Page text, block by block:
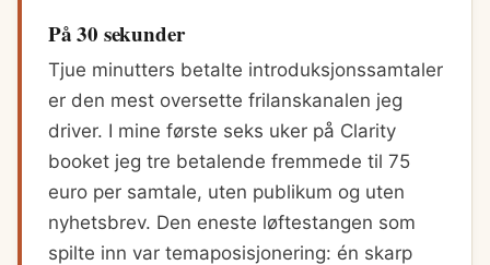
På 30 sekunder
Tjue minutters betalte introduksjonssamtaler
er den mest oversette frilanskanalen jeg
driver. I mine første seks uker på Clarity
booket jeg tre betalende fremmede til 75
euro per samtale, uten publikum og uten
nyhetsbrev. Den eneste løftestangen som
spilte inn var temaposisjonering: én skarp